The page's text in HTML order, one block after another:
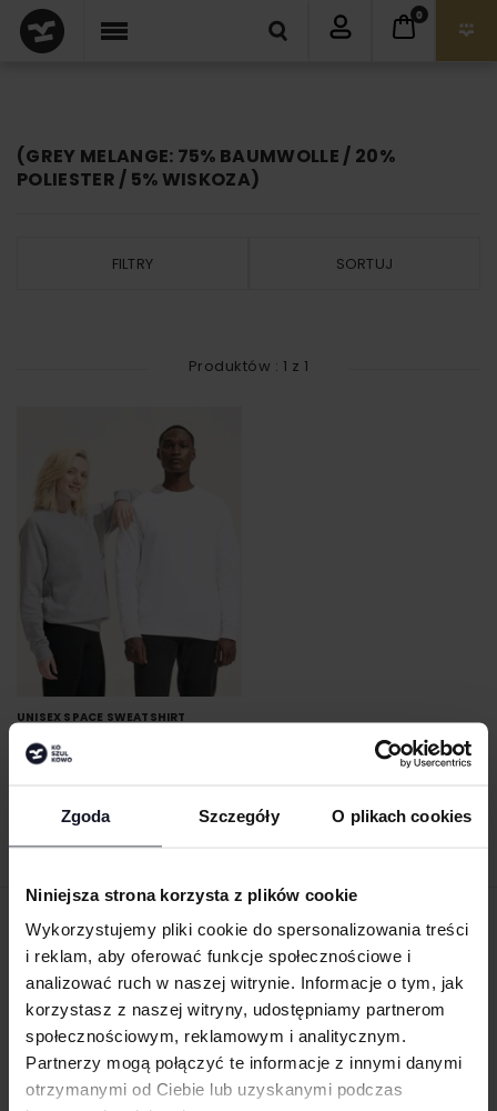
Zgoda Szczegóły O plikach cookies
Niniejsza strona korzysta z plików cookie
Wykorzystujemy pliki cookie do spersonalizowania treści
i reklam, aby oferować funkcje społecznościowe i
analizować ruch w naszej witrynie. Informacje o tym, jak
korzystasz z naszej witryny, udostępniamy partnerom
społecznościowym, reklamowym i analitycznym.
Partnerzy mogą połączyć te informacje z innymi danymi
otrzymanymi od Ciebie lub uzyskanymi podczas
0
(GREY MELANGE: 75% BAUMWOLLE / 20%
POLIESTER / 5% WISKOZA)
FILTRY SORTUJ
Produktów : 1 z 1
UNISEX SPACE SWEATSHIRT
ZAMÓW PRODUKTY ZE ZNAKOWANIEM
ONLINE